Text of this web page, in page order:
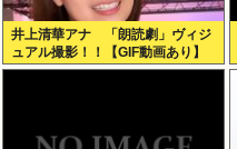
井上清華アナ 「朗読劇」ヴィジ
ュアル撮影！！【GIF動画あり】